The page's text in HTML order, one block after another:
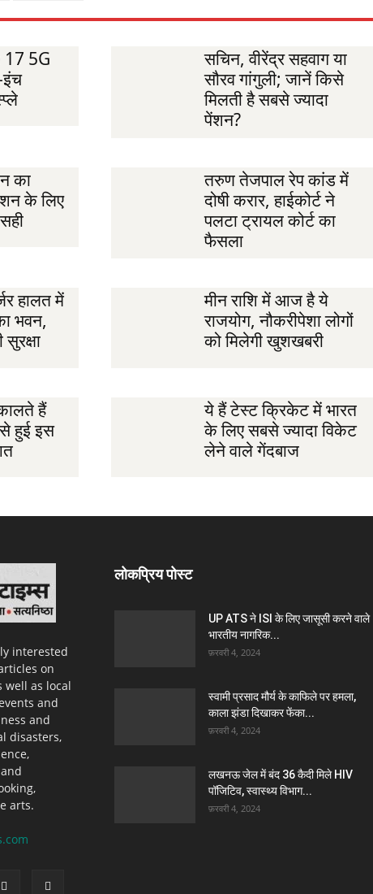
5G
इंच
सचिन, वीरेंद्र सहवाग या
सौरव गांगुली; जानें किसे
मिलती है सबसे ज्यादा
पेंशन?
का
के लिए
तरुण तेजपाल रेप कांड में
दोषी करार, हाईकोर्ट ने
पलटा ट्रायल कोर्ट का
फैसला
हालत में
भवन,
मीन राशि में आज है ये
राजयोग, नौकरीपेशा लोगों
को मिलेगी खुशखबरी
हैं
हुई इस
ये हैं टेस्ट क्रिकेट में भारत
के लिए सबसे ज्यादा विकेट
लेने वाले गेंदबाज
interested
on
as local
and
and
disasters,
arts.
लोकप्रिय पोस्ट
UP ATS ने ISI के लिए जासूसी करने वाले
भारतीय नागरिक...
फ़रवरी 4, 2024
स्वामी प्रसाद मौर्य के काफिले पर हमला,
काला झंडा दिखाकर फेंका...
फ़रवरी 4, 2024
लखनऊ जेल में बंद 36 कैदी मिले HIV
पॉजिटिव, स्वास्थ्य विभाग...
फ़रवरी 4, 2024